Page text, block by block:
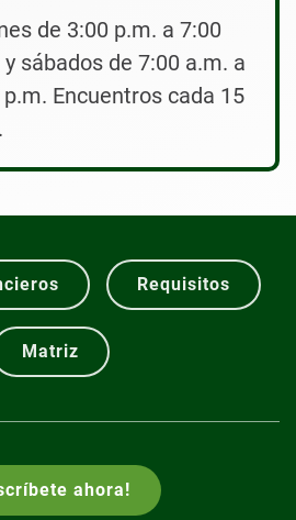
de 3:00 p.m. a 7:00
y sábados de 7:00 a.m. a
Encuentros cada 15
Requisitos
Matriz
ahora!